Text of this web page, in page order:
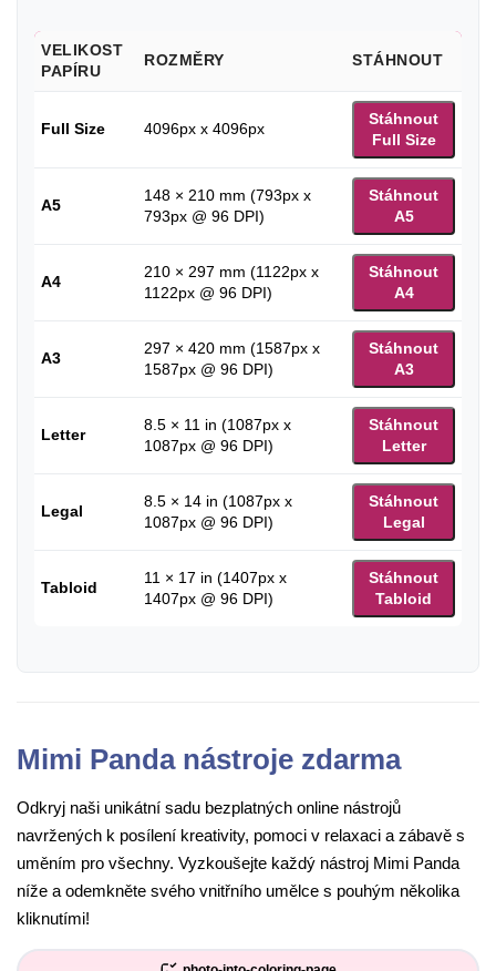
VELIKOST
PAPÍRU
ROZMĚRY STÁHNOUT
Full Size 4096px x 4096px
Stáhnout
Full Size
A5
148 × 210 mm (793px x
793px @ 96 DPI)
Stáhnout
A5
A4
210 × 297 mm (1122px x
1122px @ 96 DPI)
Stáhnout
A4
A3
297 × 420 mm (1587px x
1587px @ 96 DPI)
Stáhnout
A3
Letter
8.5 × 11 in (1087px x
1087px @ 96 DPI)
Stáhnout
Letter
Legal
8.5 × 14 in (1087px x
1087px @ 96 DPI)
Stáhnout
Legal
Tabloid
11 × 17 in (1407px x
1407px @ 96 DPI)
Stáhnout
Tabloid
Mimi Panda nástroje zdarma
Odkryj naši unikátní sadu bezplatných online nástrojů
navržených k posílení kreativity, pomoci v relaxaci a zábavě s
uměním pro všechny. Vyzkoušejte každý nástroj Mimi Panda
níže a odemkněte svého vnitřního umělce s pouhým několika
kliknutími!